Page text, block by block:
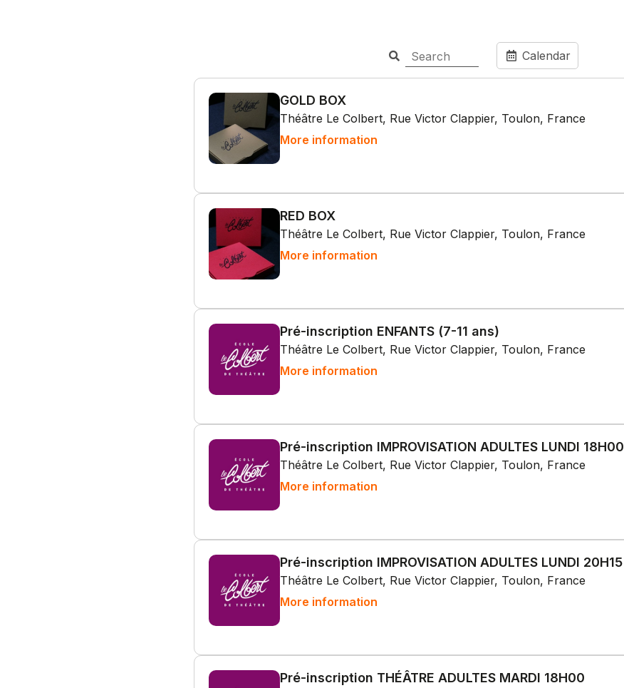
Calendar
GOLD BOX
Théâtre Le Colbert, Rue Victor Clappier, Toulon, France
More information
RED BOX
Théâtre Le Colbert, Rue Victor Clappier, Toulon, France
More information
Pré-inscription ENFANTS (7-11 ans)
Théâtre Le Colbert, Rue Victor Clappier, Toulon, France
More information
Pré-inscription IMPROVISATION ADULTES LUNDI 18H00
Théâtre Le Colbert, Rue Victor Clappier, Toulon, France
More information
Pré-inscription IMPROVISATION ADULTES LUNDI 20H15
Théâtre Le Colbert, Rue Victor Clappier, Toulon, France
More information
Pré-inscription THÉÂTRE ADULTES MARDI 18H00